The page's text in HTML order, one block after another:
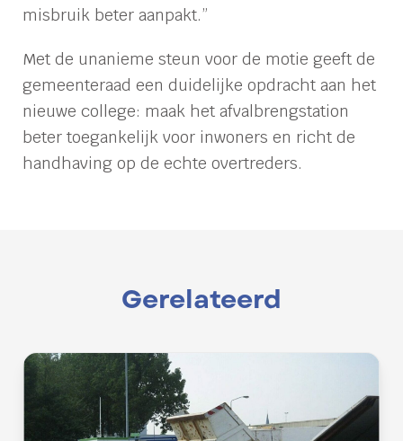
misbruik beter aanpakt.”
Met de unanieme steun voor de motie geeft de
gemeenteraad een duidelijke opdracht aan het
nieuwe college: maak het afvalbrengstation
beter toegankelijk voor inwoners en richt de
handhaving op de echte overtreders.
Gerelateerd